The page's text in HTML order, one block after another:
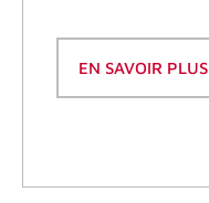
EN SAVOIR PLUS